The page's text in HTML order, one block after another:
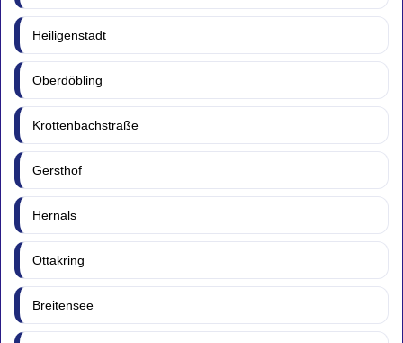
Heiligenstadt
Oberdöbling
Krottenbachstraße
Gersthof
Hernals
Ottakring
Breitensee